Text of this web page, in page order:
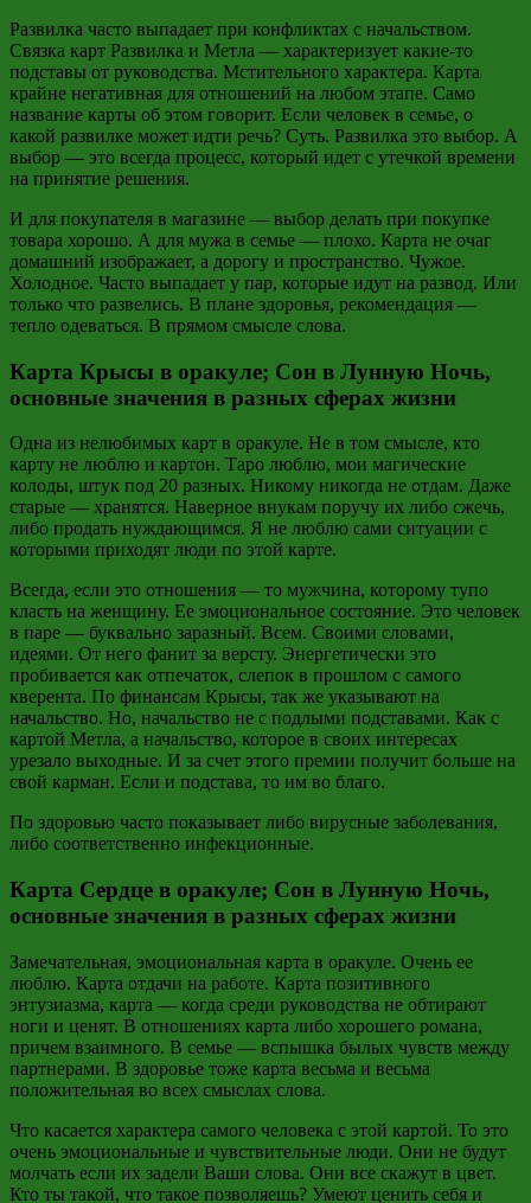
Развилка часто выпадает при конфликтах с начальством.
Связка карт Развилка и Метла — характеризует какие-то
подставы от руководства. Мстительного характера. Карта
крайне негативная для отношений на любом этапе. Само
название карты об этом говорит. Если человек в семье, о
какой развилке может идти речь? Суть. Развилка это выбор. А
выбор — это всегда процесс, который идет с утечкой времени
на принятие решения.
И для покупателя в магазине — выбор делать при покупке
товара хорошо. А для мужа в семье — плохо. Карта не очаг
домашний изображает, а дорогу и пространство. Чужое.
Холодное. Часто выпадает у пар, которые идут на развод. Или
только что развелись. В плане здоровья, рекомендация —
тепло одеваться. В прямом смысле слова.
Карта Крысы в оракуле; Сон в Лунную Ночь,
основные значения в разных сферах жизни
Одна из нелюбимых карт в оракуле. Не в том смысле, кто
карту не люблю и картон. Таро люблю, мои магические
колоды, штук под 20 разных. Никому никогда не отдам. Даже
старые — хранятся. Наверное внукам поручу их либо сжечь,
либо продать нуждающимся. Я не люблю сами ситуации с
которыми приходят люди по этой карте.
Всегда, если это отношения — то мужчина, которому тупо
класть на женщину. Ее эмоциональное состояние. Это человек
в паре — буквально заразный. Всем. Своими словами,
идеями. От него фанит за версту. Энергетически это
пробивается как отпечаток, слепок в прошлом с самого
кверента. По финансам Крысы, так же указывают на
начальство. Но, начальство не с подлыми подставами. Как с
картой Метла, а начальство, которое в своих интересах
урезало выходные. И за счет этого премии получит больше на
свой карман. Если и подстава, то им во благо.
По здоровью часто показывает либо вирусные заболевания,
либо соответственно инфекционные.
Карта Сердце в оракуле; Сон в Лунную Ночь,
основные значения в разных сферах жизни
Замечательная, эмоциональная карта в оракуле. Очень ее
люблю. Карта отдачи на работе. Карта позитивного
энтузиазма, карта — когда среди руководства не обтирают
ноги и ценят. В отношениях карта либо хорошего романа,
причем взаимного. В семье — вспышка былых чувств между
партнерами. В здоровье тоже карта весьма и весьма
положительная во всех смыслах слова.
Что касается характера самого человека с этой картой. То это
очень эмоциональные и чувствительные люди. Они не будут
молчать если их задели Ваши слова. Они все скажут в цвет.
Кто ты такой, что такое позволяешь? Умеют ценить себя и